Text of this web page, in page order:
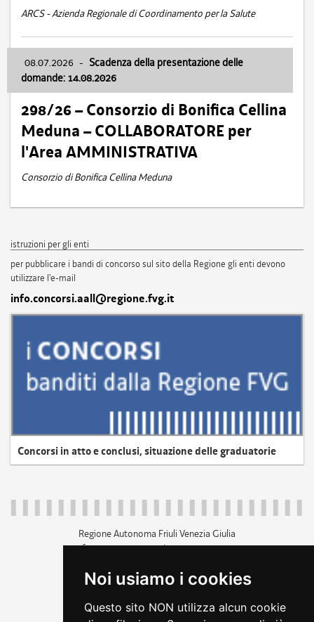
Noi usiamo i cookies
Questo sito NON utilizza alcun cookie
ARCS - Azienda Regionale di Coordinamento per la Salute
08.07.2026 - Scadenza della presentazione delle
domande: 14.08.2026
298/26 – Consorzio di Bonifica Cellina
Meduna – COLLABORATORE per
l'Area AMMINISTRATIVA
Consorzio di Bonifica Cellina Meduna
istruzioni per gli enti
per pubblicare i bandi di concorso sul sito della Regione gli enti devono
utilizzare l'e-mail
info.concorsi.aall@regione.fvg.it
Concorsi in atto e conclusi, situazione delle graduatorie
Regione Autonoma Friuli Venezia Giulia
c.f. 80014930327; p.iva 00526040324
+39 040 3771111